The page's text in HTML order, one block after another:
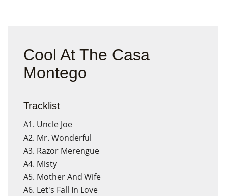
Cool At The Casa
Montego
Tracklist
A1. Uncle Joe
A2. Mr. Wonderful
A3. Razor Merengue
A4. Misty
A5. Mother And Wife
A6. Let's Fall In Love